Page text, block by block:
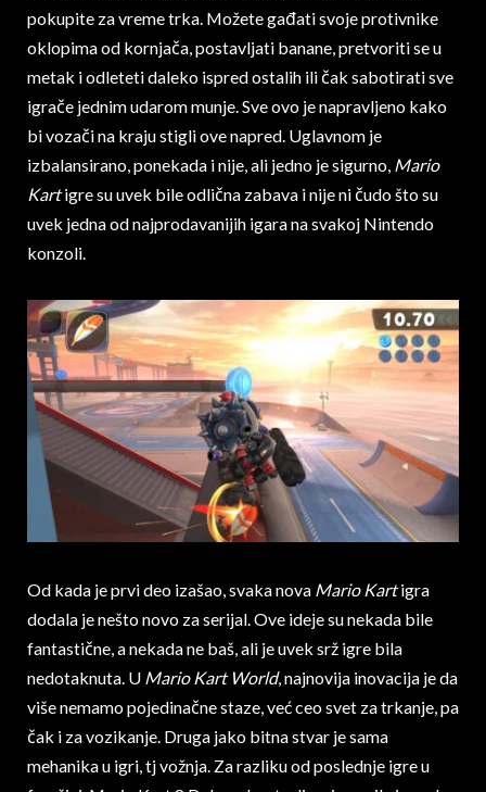
pokupite za vreme trka. Možete gađati svoje protivnike
oklopima od kornjača, postavljati banane, pretvoriti se u
metak i odleteti daleko ispred ostalih ili čak sabotirati sve
igrače jednim udarom munje. Sve ovo je napravljeno kako
bi vozači na kraju stigli ove napred. Uglavnom je
izbalansirano, ponekada i nije, ali jedno je sigurno, Mario
Kartigre su uvek bile odlična zabava i nije ni čudo što su
uvek jedna od najprodavanijih igara na svakoj Nintendo
konzoli.
Od kada je prvi deo izašao, svaka nova Mario Kartigra
dodala je nešto novo za serijal. Ove ideje su nekada bile
fantastične, a nekada ne baš, ali je uvek srž igre bila
nedotaknuta. U Mario Kart World, najnovija inovacija je da
više nemamo pojedinačne staze, već ceo svet za trkanje, pa
čak i za vozikanje. Druga jako bitna stvar je sama
mehanika u igri, tj vožnja. Za razliku od poslednje igre u